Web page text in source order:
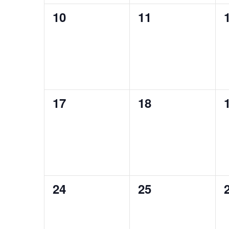
0
10
0
11
0
0
17
0
18
0
0
24
0
25